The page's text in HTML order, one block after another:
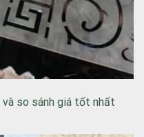
và so sánh giá tốt nhất